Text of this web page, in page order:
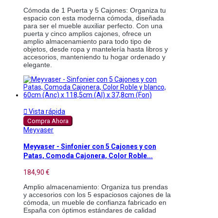
Cómoda de 1 Puerta y 5 Cajones: Organiza tu
espacio con esta moderna cómoda, diseñada
para ser el mueble auxiliar perfecto. Con una
puerta y cinco amplios cajones, ofrece un
amplio almacenamiento para todo tipo de
objetos, desde ropa y mantelería hasta libros y
accesorios, manteniendo tu hogar ordenado y
elegante.
 Vista rápida
Compra Ahora
Meyvaser
Meyvaser - Sinfonier con 5 Cajones y con
Patas, Comoda Cajonera, Color Roble...
184,90 €
Amplio almacenamiento: Organiza tus prendas
y accesorios con los 5 espaciosos cajones de la
cómoda, un mueble de confianza fabricado en
España con óptimos estándares de calidad